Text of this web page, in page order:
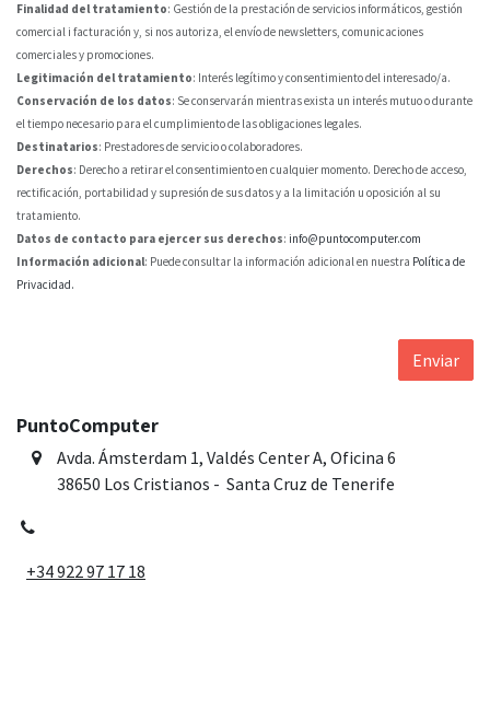
Finalidad del tratamiento: Gestión de la prestación de servicios informáticos, gestión
comercial i facturación y, si nos autoriza, el envío de newsletters, comunicaciones
comerciales y promociones.
Legitimación del tratamiento: Interés legítimo y consentimiento del interesado/a.
Conservación de los datos: Se conservarán mientras exista un interés mutuo o durante
el tiempo necesario para el cumplimiento de las obligaciones legales.
Destinatarios: Prestadores de servicio o colaboradores.
Derechos: Derecho a retirar el consentimiento en cualquier momento. Derecho de acceso,
rectificación, portabilidad y supresión de sus datos y a la limitación u oposición al su
tratamiento.
Datos de contacto para ejercer sus derechos: info@puntocomputer.com
Información adicional: Puede consultar la información adicional en nuestra Política de
Privacidad.
Enviar
PuntoComputer
Avda. Ámsterdam 1, Valdés Center A, Oficina 6
​38650 Los Cristianos - Santa Cruz de Tenerife
+34 922 97 17 18